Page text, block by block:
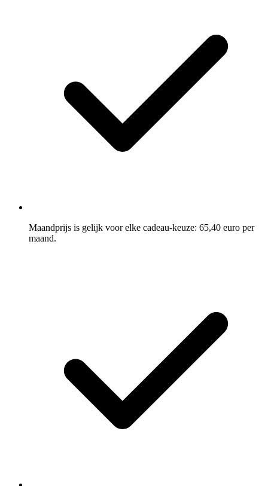
Maandprijs is gelijk voor elke cadeau-keuze: 65,40 euro per
maand.